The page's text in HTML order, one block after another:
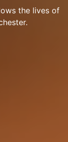
the lives of